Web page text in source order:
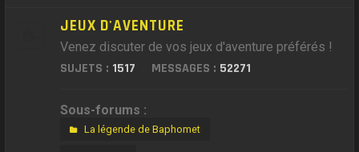
JEUX D'AVENTURE
Venez discuter de vos jeux d'aventure préférés !
SUJETS : 1517 MESSAGES : 52271
Sous-forums :
La légende de Baphomet